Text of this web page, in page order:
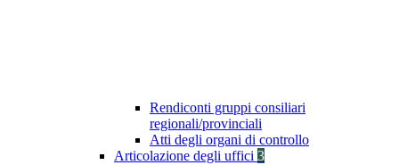
Rendiconti gruppi consiliari
regionali/provinciali
Atti degli organi di controllo
Articolazione degli uffici 3